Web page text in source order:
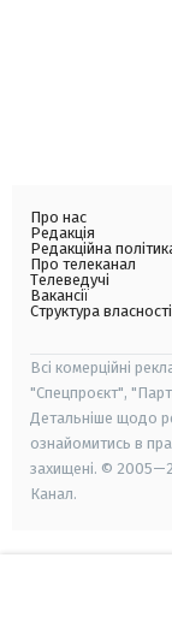
Про нас
Редакція
Редакційна
Про телеканал
Телеведучі
Вакансії
Структура власності
Всі комерційні
"Спецпроєкт",
Детальніше щодо
ознайомитись в
захищені. ©
Канал.